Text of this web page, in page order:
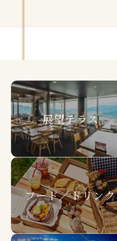
展望テラス
フード／ドリンク